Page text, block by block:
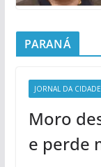
PARANÁ
JORNAL DA CIDADE
Moro
e perde